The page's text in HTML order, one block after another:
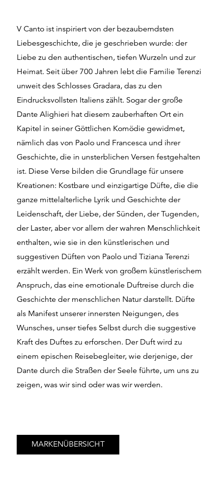
V Canto ist inspiriert von der bezauberndsten
Liebesgeschichte, die je geschrieben wurde: der
Liebe zu den authentischen, tiefen Wurzeln und zur
Heimat. Seit über 700 Jahren lebt die Familie Terenzi
unweit des Schlosses Gradara, das zu den
Eindrucksvollsten Italiens zählt. Sogar der große
Dante Alighieri hat diesem zauberhaften Ort ein
Kapitel in seiner Göttlichen Komödie gewidmet,
nämlich das von Paolo und Francesca und ihrer
Geschichte, die in unsterblichen Versen festgehalten
ist. Diese Verse bilden die Grundlage für unsere
Kreationen: Kostbare und einzigartige Düfte, die die
ganze mittelalterliche Lyrik und Geschichte der
Leidenschaft, der Liebe, der Sünden, der Tugenden,
der Laster, aber vor allem der wahren Menschlichkeit
enthalten, wie sie in den künstlerischen und
suggestiven Düften von Paolo und Tiziana Terenzi
erzählt werden. Ein Werk von großem künstlerischem
Anspruch, das eine emotionale Duftreise durch die
Geschichte der menschlichen Natur darstellt. Düfte
als Manifest unserer innersten Neigungen, des
Wunsches, unser tiefes Selbst durch die suggestive
Kraft des Duftes zu erforschen. Der Duft wird zu
einem epischen Reisebegleiter, wie derjenige, der
Dante durch die Straßen der Seele führte, um uns zu
zeigen, was wir sind oder was wir werden.
MARKENÜBERSICHT